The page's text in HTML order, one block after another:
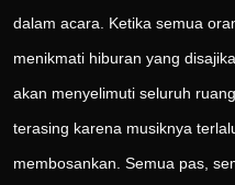
dalam acara. Ketika semua
menikmati hiburan yang
akan menyelimuti seluruh
terasing karena musiknya
membosankan. Semua pas,